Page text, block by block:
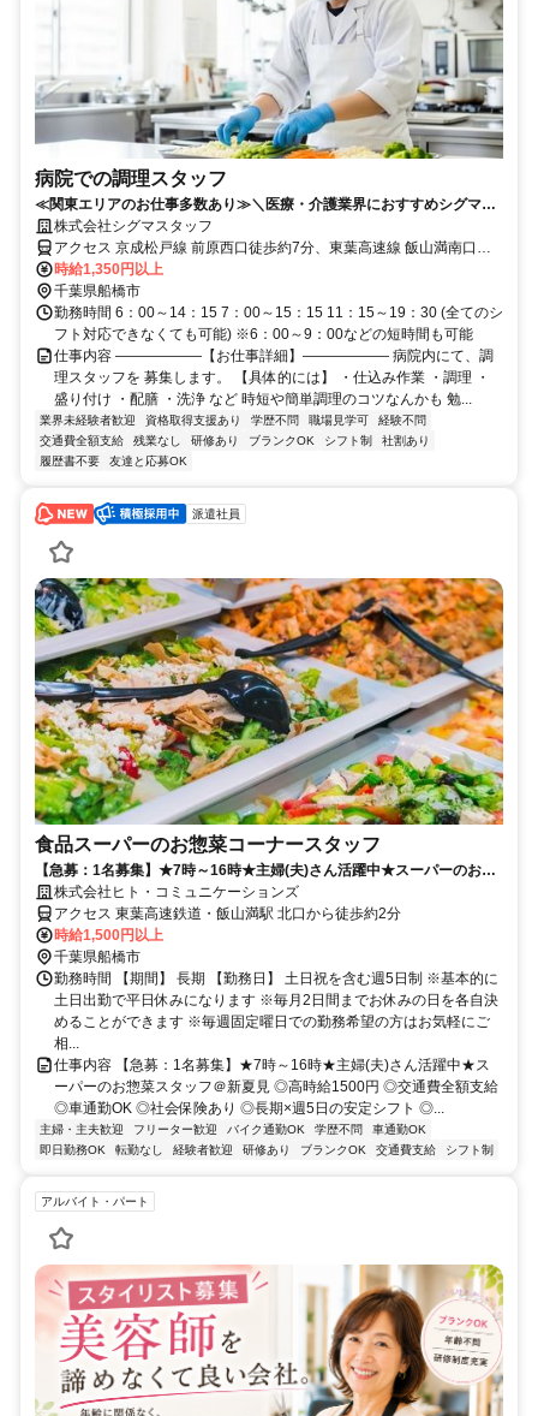
病院での調理スタッフ
≪関東エリアのお仕事多数あり≫＼医療・介護業界におすすめシグマス
タッフ☆／履歴書不要
株式会社シグマスタッフ
アクセス 京成松戸線 前原西口徒歩約7分、東葉高速線 飯山満南口徒
歩約17分、京成松戸線 薬園台東口徒歩約20分 新京成線「前原駅」徒
歩8分、津田沼駅バス10分
時給1,350円以上
千葉県船橋市
勤務時間 6：00～14：15 7：00～15：15 11：15～19：30 (全てのシ
フト対応できなくても可能) ※6：00～9：00などの短時間も可能
仕事内容 ――――――【お仕事詳細】―――――― 病院内にて、調
理スタッフを 募集します。 【具体的には】 ・仕込み作業 ・調理 ・
盛り付け ・配膳 ・洗浄 など 時短や簡単調理のコツなんかも 勉...
業界未経験者歓迎 資格取得支援あり 学歴不問 職場見学可
経験不問
交通費全額支給
残業なし 研修あり ブランクOK シフト制
社割あり
履歴書不要
友達と応募OK
派遣社員
食品スーパーのお惣菜コーナースタッフ
【急募：1名募集】★7時～16時★主婦(夫)さん活躍中★スーパーのお惣
菜スタッフ＠新夏見
株式会社ヒト・コミュニケーションズ
アクセス 東葉高速鉄道・飯山満駅 北口から徒歩約2分
時給1,500円以上
千葉県船橋市
勤務時間 【期間】 長期 【勤務日】 土日祝を含む週5日制 ※基本的に
土日出勤で平日休みになります ※毎月2日間までお休みの日を各自決
めることができます ※毎週固定曜日での勤務希望の方はお気軽にご
相...
仕事内容 【急募：1名募集】★7時～16時★主婦(夫)さん活躍中★ス
ーパーのお惣菜スタッフ＠新夏見 ◎高時給1500円 ◎交通費全額支給
◎車通勤OK ◎社会保険あり ◎長期×週5日の安定シフト ◎...
主婦・主夫歓迎 フリーター歓迎 バイク通勤OK 学歴不問
車通勤OK
即日勤務OK
転勤なし 経験者歓迎 研修あり ブランクOK 交通費支給 シフト制
アルバイト・パート